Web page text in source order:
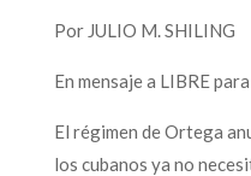
Por JULIO M. SHILING
En mensaje a LIBRE
El régimen de Ortega
los cubanos ya no